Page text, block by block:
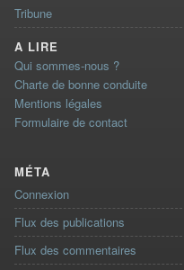
Tribune
A LIRE
Qui sommes-nous ?
Charte de bonne conduite
Mentions légales
Formulaire de contact
MÉTA
Connexion
Flux des publications
Flux des commentaires